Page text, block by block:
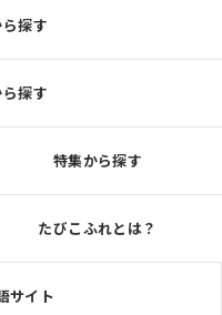
探す
探す
特集から探す
たびこふれとは？
サイト